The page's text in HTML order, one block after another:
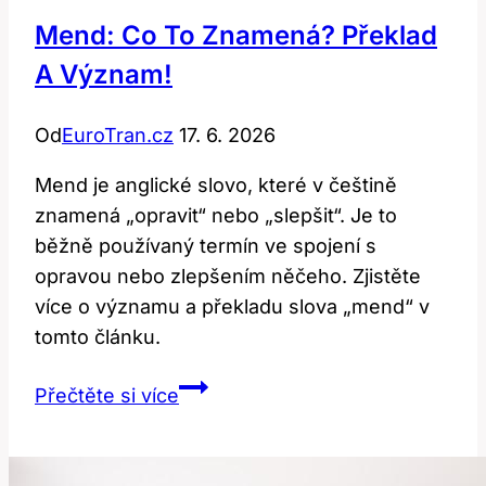
Mend: Co To Znamená? Překlad
A Význam!
OdEuroTran.cz 17. 6. 2026
Mend je anglické slovo, které v češtině
znamená „opravit“ nebo „slepšit“. Je to
běžně používaný termín ve spojení s
opravou nebo zlepšením něčeho. Zjistěte
více o významu a překladu slova „mend“ v
tomto článku.
Přečtěte si víceMend: